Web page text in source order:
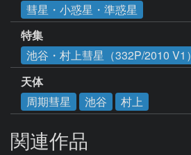
彗星・小惑星・準惑星
特集
池谷・村上彗星（332P/2010 V1）
天体
周期彗星
池谷 村上
関連作品